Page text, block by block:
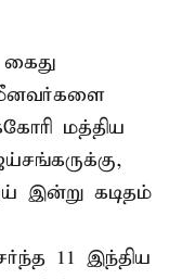
மத்திய
இன்று கடிதம்
11 இந்திய